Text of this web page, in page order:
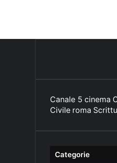
Canale 5 cinema
Civile roma
Categorie